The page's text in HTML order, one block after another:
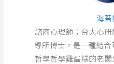
海苔
諮商心理師；台大心
導所博士，是一種結
哲學哲學雞蛋糕的老